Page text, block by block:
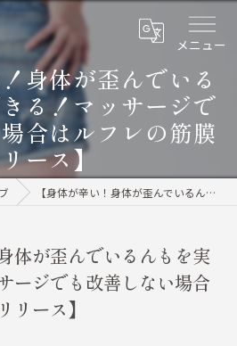
メニュー
身体が歪んでいる
る！マッサージで
合はルフレの筋膜
ース】
ブログ 【身体が辛い！身体が歪んでいるんもを実感できる！マッサージでも改善しない場合はルフレの筋膜リリース】
体が歪んでいるんもを実
ージでも改善しない場合
リース】